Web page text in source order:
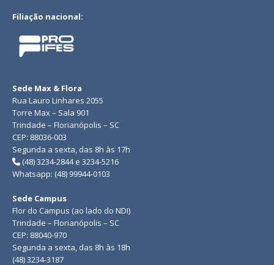
Filiação nacional:
Sede Max & Flora
Rua Lauro Linhares 2055
Torre Max – Sala 901
Trindade – Florianópolis – SC
CEP: 88036-003
Segunda a sexta, das 8h às 17h
(48) 3234-2844 e 3234-5216
Whatsapp: (48) 99944-0103
Sede Campus
Flor do Campus (ao lado do NDI)
Trindade – Florianópolis – SC
CEP: 88040-970
Segunda a sexta, das 8h às 18h
(48) 3234-3187